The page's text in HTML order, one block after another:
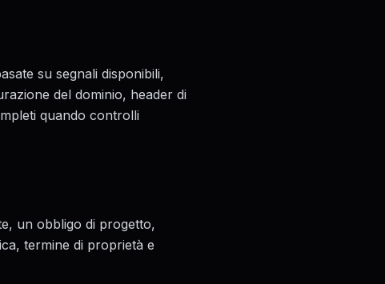
su segnali disponibili,
del dominio, header di
quando controlli
un obbligo di progetto,
termine di proprietà e